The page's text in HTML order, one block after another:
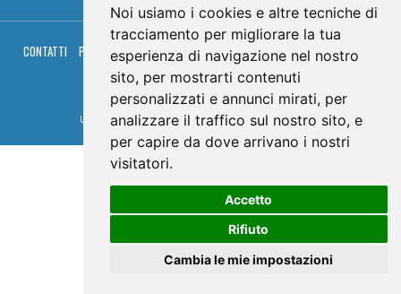
Noi usiamo i cookies e altre tecniche di
tracciamento per migliorare la tua
esperienza di navigazione nel nostro
sito, per mostrarti contenuti
personalizzati e annunci mirati, per
analizzare il traffico sul nostro sito, e
per capire da dove arrivano i nostri
visitatori.
Accetto
Rifiuto
Cambia le mie impostazioni
CONTATTI PRIVACY COOKIES PALINSESTO DIRETTA TV
DIRETTA RADIO
RGM HITRADIO
© TRG Media 2005-2026
Umbria Televisioni s.r.l. - P.I.00496230541 - www.trgmedia.it- Powered by